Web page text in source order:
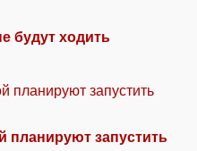
будут ходить
планируют запустить